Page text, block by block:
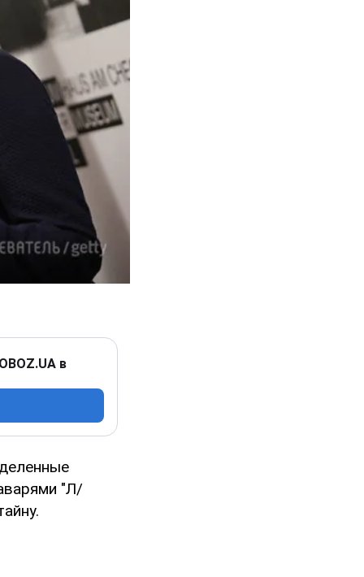
в
"Л/